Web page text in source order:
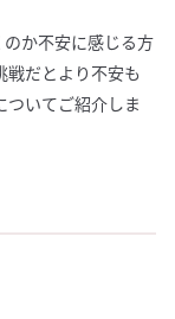
か不安に感じる方
戦だとより不安も
ついてご紹介しま